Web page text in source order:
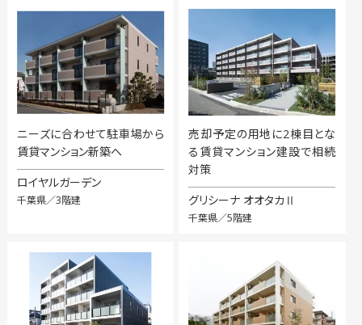
ニーズに合わせて駐車場から
賃貸マンション新築へ
ロイヤルガーデン
千葉県／3階建
売却予定の用地に2棟目とな
る賃貸マンション建設で相続
対策
グリシーナ オオタカⅡ
千葉県／5階建